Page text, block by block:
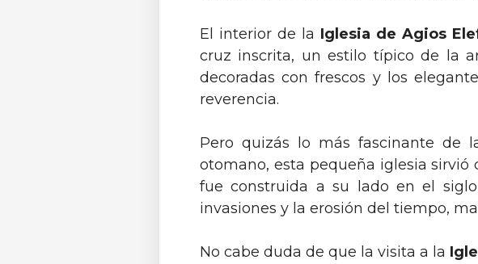
El interior de la Iglesia de Agios
cruz inscrita, un estilo típico de la
decoradas con frescos y los
reverencia.
Pero quizás lo más fascinante de
otomano, esta pequeña iglesia
fue construida a su lado en el
invasiones y la erosión del tiempo,
No cabe duda de que la visita a la